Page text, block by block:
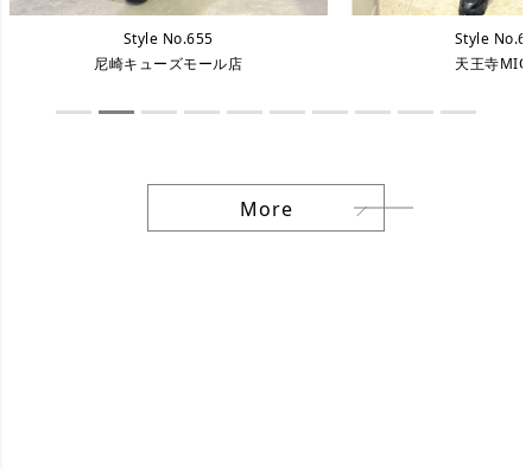
Style No.654
天王寺MIO店
Style
尼崎キューズ
More